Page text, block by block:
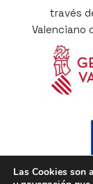
Las Cookies son
través
Valenciano